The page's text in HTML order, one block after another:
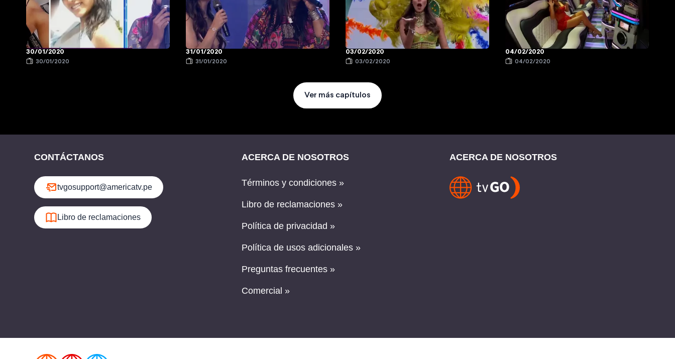
30/01/2020
30/01/2020
31/01/2020
31/01/2020
03/02/2020
03/02/2020
04/02/2020
04/02/2020
Ver más capítulos
CONTÁCTANOS
tvgosupport@americatv.pe
Libro de reclamaciones
ACERCA DE NOSOTROS
Términos y condiciones »
Libro de reclamaciones »
Política de privacidad »
Política de usos adicionales »
Preguntas frecuentes »
Comercial »
ACERCA DE NOSOTROS